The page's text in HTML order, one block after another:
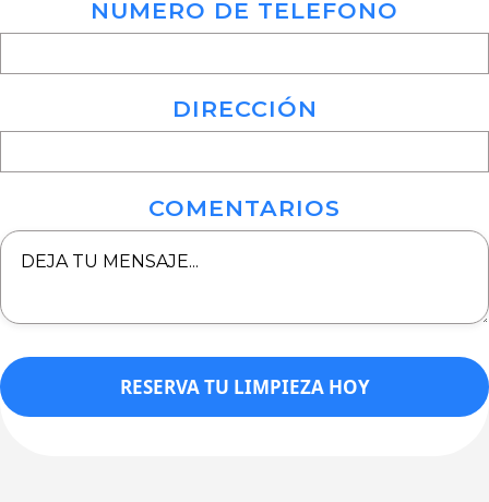
NUMERO DE TELEFONO
DIRECCIÓN
COMENTARIOS